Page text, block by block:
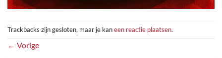
Trackbacks zijn gesloten, maar je kaneen reactie plaatsen.
← Vorige